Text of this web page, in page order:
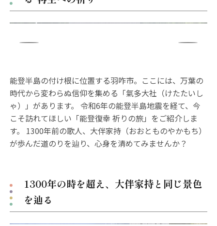
能登半島の付け根に位置する羽咋市。ここには、万葉の
時代から変わらぬ信仰を集める「氣多大社（けたたいし
ゃ）」があります。 令和6年の能登半島地震を経て、今
こそ訪れてほしい「能登復幸 祈りの旅」をご紹介しま
す。 1300年前の歌人、大伴家持（おおとものやかもち）
が歩んだ道のりを辿り、心身を清めてみませんか？
1300年の時を超え、大伴家持と同じ景色
を辿る